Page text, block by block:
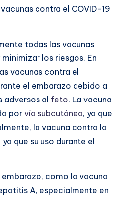
contra el COVID-19
todas las vacunas
los riesgos. En
vacunas contra el
el embarazo debido a
al feto. La vacuna
por vía subcutánea, ya que
la vacuna contra la
que su uso durante el
como la vacuna
A, especialmente en